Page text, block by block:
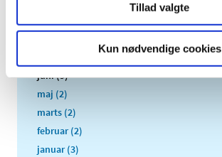
Tillad valgte
Kun nødvendige cookies
juni (9)
maj (2)
marts (2)
februar (2)
januar (3)